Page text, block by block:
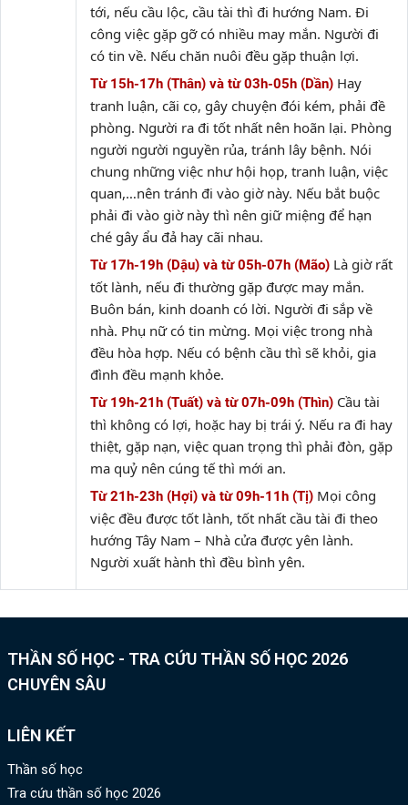
tới, nếu cầu lộc, cầu tài thì đi hướng Nam. Đi
công việc gặp gỡ có nhiều may mắn. Người đi
có tin về. Nếu chăn nuôi đều gặp thuận lợi.
Từ 15h-17h (Thân) và từ 03h-05h (Dần) Hay
tranh luận, cãi cọ, gây chuyện đói kém, phải đề
phòng. Người ra đi tốt nhất nên hoãn lại. Phòng
người người nguyền rủa, tránh lây bệnh. Nói
chung những việc như hội họp, tranh luận, việc
quan,…nên tránh đi vào giờ này. Nếu bắt buộc
phải đi vào giờ này thì nên giữ miệng để hạn
ché gây ẩu đả hay cãi nhau.
Từ 17h-19h (Dậu) và từ 05h-07h (Mão) Là giờ rất
tốt lành, nếu đi thường gặp được may mắn.
Buôn bán, kinh doanh có lời. Người đi sắp về
nhà. Phụ nữ có tin mừng. Mọi việc trong nhà
đều hòa hợp. Nếu có bệnh cầu thì sẽ khỏi, gia
đình đều mạnh khỏe.
Từ 19h-21h (Tuất) và từ 07h-09h (Thìn) Cầu tài
thì không có lợi, hoặc hay bị trái ý. Nếu ra đi hay
thiệt, gặp nạn, việc quan trọng thì phải đòn, gặp
ma quỷ nên cúng tế thì mới an.
Từ 21h-23h (Hợi) và từ 09h-11h (Tị) Mọi công
việc đều được tốt lành, tốt nhất cầu tài đi theo
hướng Tây Nam – Nhà cửa được yên lành.
Người xuất hành thì đều bình yên.
THẦN SỐ HỌC - TRA CỨU THẦN SỐ HỌC 2026
CHUYÊN SÂU
LIÊN KẾT
Thần số học
Tra cứu thần số học 2026